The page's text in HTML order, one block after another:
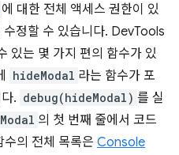
에 대한 전체 액세스 권한이 있
수정할 수 있습니다. DevTools
있는 몇 가지 편의 함수가 있
hideModal 라는 함수가 포
. debug(hideModal) 를 실
의 첫 번째 줄에서 코드
의 전체 목록은 Console